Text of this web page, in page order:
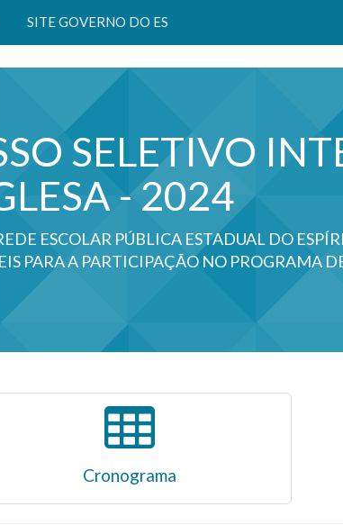
SITE GOVERNO DO ES
SELETIVO
- 2024
ESCOLAR PÚBLICA ESTADUAL DO
PARA A PARTICIPAÇÃO NO PROGRAMA
Cronograma